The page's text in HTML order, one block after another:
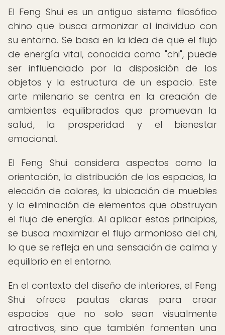
El Feng Shui es un antiguo sistema filosófico
chino que busca armonizar al individuo con
su entorno. Se basa en la idea de que el flujo
de energía vital, conocida como "chi", puede
ser influenciado por la disposición de los
objetos y la estructura de un espacio. Este
arte milenario se centra en la creación de
ambientes equilibrados que promuevan la
salud, la prosperidad y el bienestar
emocional.
El Feng Shui considera aspectos como la
orientación, la distribución de los espacios, la
elección de colores, la ubicación de muebles
y la eliminación de elementos que obstruyan
el flujo de energía. Al aplicar estos principios,
se busca maximizar el flujo armonioso del chi,
lo que se refleja en una sensación de calma y
equilibrio en el entorno.
En el contexto del diseño de interiores, el Feng
Shui ofrece pautas claras para crear
espacios que no solo sean visualmente
atractivos, sino que también fomenten una